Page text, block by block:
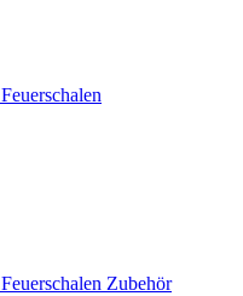
Feuerschalen
Feuerschalen Zubehör